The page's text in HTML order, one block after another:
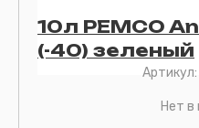
10л PEMCO
(-40) зеленый
Артикул:
Нет в